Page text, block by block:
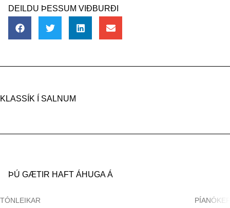
DEILDU ÞESSUM VIÐBURÐI
KLASSÍK Í SALNUM
ÞÚ GÆTIR HAFT ÁHUGA Á
TÓNLEIKAR